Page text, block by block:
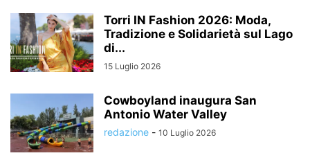
Torri IN Fashion 2026: Moda,
Tradizione e Solidarietà sul Lago
di...
15 Luglio 2026
Cowboyland inaugura San
Antonio Water Valley
redazione - 10 Luglio 2026